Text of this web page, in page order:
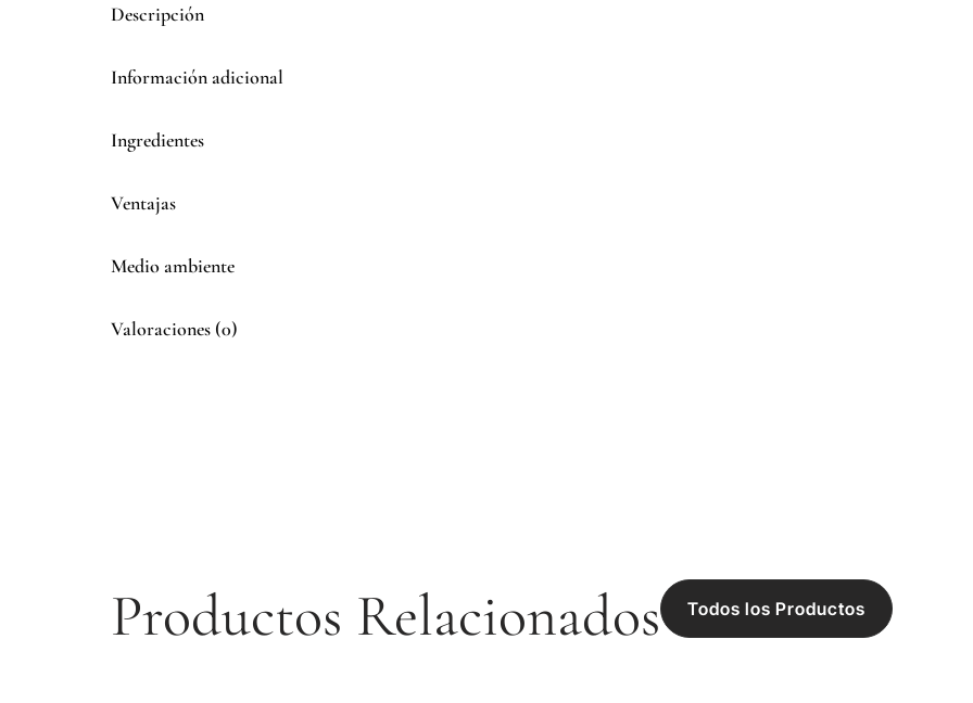
Descripción
Información adicional
Ingredientes
Ventajas
Medio ambiente
Valoraciones (0)
Productos Relacionados Todos los Productos